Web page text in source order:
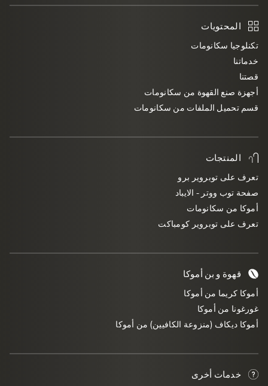
المحتويات
تكنلوجيا سكانومات
خدماتنا
قصتنا
أجهزة صنع القهوة من سكانومات
قسم تحميل الملفات من سكانومات
المنتجات
تعرف على توبروير برو
صفحة توب ووتر - الايباد
أموكا من سكانومات
تعرف على توبروير كومباكت
قهوة و بن أموكا
أموكا كريما من أموكا
غورغونا من أموكا
أموكا ديكاف (منزوعة الكافيين) من أموكا
خدمات أخرى